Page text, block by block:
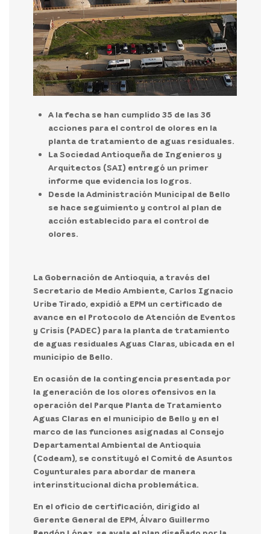
A la fecha se han cumplido 35 de las 36
acciones para el control de olores en la
planta de tratamiento de aguas residuales.
La Sociedad Antioqueña de Ingenieros y
Arquitectos (SAI) entregó un primer
informe que evidencia los logros.
Desde la Administración Municipal de Bello
se hace seguimiento y control al plan de
acción establecido para el control de
olores.
La Gobernación de Antioquia, a través del
Secretario de Medio Ambiente, Carlos Ignacio
Uribe Tirado, expidió a EPM un certificado de
avance en el Protocolo de Atención de Eventos
y Crisis (PADEC) para la planta de tratamiento
de aguas residuales Aguas Claras, ubicada en el
municipio de Bello.
En ocasión de la contingencia presentada por
la generación de los olores ofensivos en la
operación del Parque Planta de Tratamiento
Aguas Claras en el municipio de Bello y en el
marco de las funciones asignadas al Consejo
Departamental Ambiental de Antioquia
(Codeam), se constituyó el Comité de Asuntos
Coyunturales para abordar de manera
interinstitucional dicha problemática.
En el oficio de certificación, dirigido al
Gerente General de EPM, Álvaro Guillermo